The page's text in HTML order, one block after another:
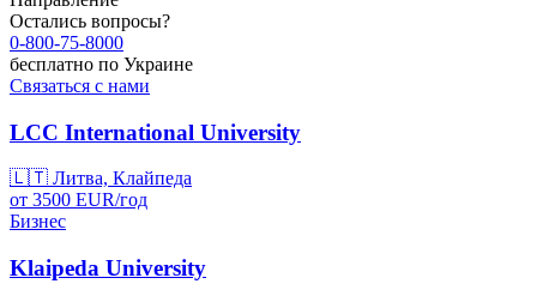
Остались вопросы?
0-800-75-8000
бесплатно по Украине
Связаться с нами
LCC International University
🇱🇹 Литва, Клайпеда
от 3500 EUR/год
Бизнес
Klaipeda University